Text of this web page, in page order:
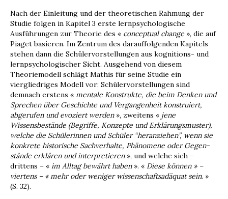
Nach der Einleitung und der theoretischen Rah­mung der
Studie folgen in Kapitel 3 erste lern­psychologische
Ausführungen zur Theorie des « conceptual change », die auf
Piaget basieren. Im Zentrum des darauffolgenden Kapitels
stehen dann die Schülervorstellungen aus kognitions- und
lernpsychologischer Sicht. Ausgehend von diesem
Theoriemodell schlägt Mathis für seine Studie ein
viergliedriges Modell vor: Schülervorstellungen sind
demnach erstens « mentale Konstrukte, die beim Denken und
Sprechen über Geschichte und Vergangenheit konstruiert,
abgerufen und evoziert werden », zweitens « jene
Wissensbestände (Begriffe, Konzepte und Erklärungsmuster),
welche die Schüle­rinnen und Schüler “heranziehen”, wenn sie
konkrete historische Sachverhalte, Phänomene oder Gegen­
stände erklären und interpretieren », und welche sich –
drittens – « im Alltag bewährt haben ». « Diese können » –
viertens – « mehr oder weniger wissen­schaftsadäquat sein. »
(S. 32).